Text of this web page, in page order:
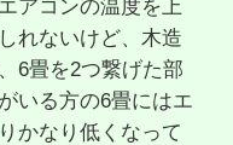
アコンの温度を上
れないけど、木造
6畳を2つ繋げた部
いる方の6畳にはエ
かなり低くなって